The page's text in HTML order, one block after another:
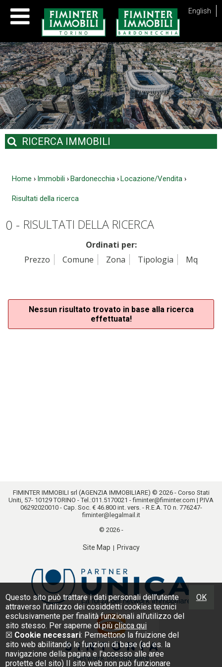
English
RICERCA IMMOBILI
Home › Immobili ›Bardonecchia ›Locazione/Vendita ›
Risultati della ricerca
0 - RISULTATI DELLA RICERCA
Ordinati per:
Prezzo
Comune Zona Tipologia Mq
Nessun risultato trovato in base alla ricerca
effettuata!
FIMINTER IMMOBILI srl (AGENZIA IMMOBILIARE) © 2026 - Corso Stati
Uniti, 57- 10129 TORINO - Tel.:011.5170021 -fiminter@fiminter.com | P.IVA
06292020010 - Cap. Soc. € 46.800 int. vers. - R.E.A. TO n. 776247-
fiminter@legalmail.it
© 2026 -
Site Map | Privacy
Questo sito può trattare i dati personali dell’utente
attraverso l’utilizzo dei cosiddetti cookies tecnici
esclusivamente per finalità funzionali all’utilizzo del
sito stesso. Per saperne di piùclicca qui
☒ Cookie necessari: Permettono la fruizione del
sito web abilitando le funzioni di base (ad es. la
navigazione della pagina e l'accesso alle aree
protette del sito) Il sito web non può funzionare
OK